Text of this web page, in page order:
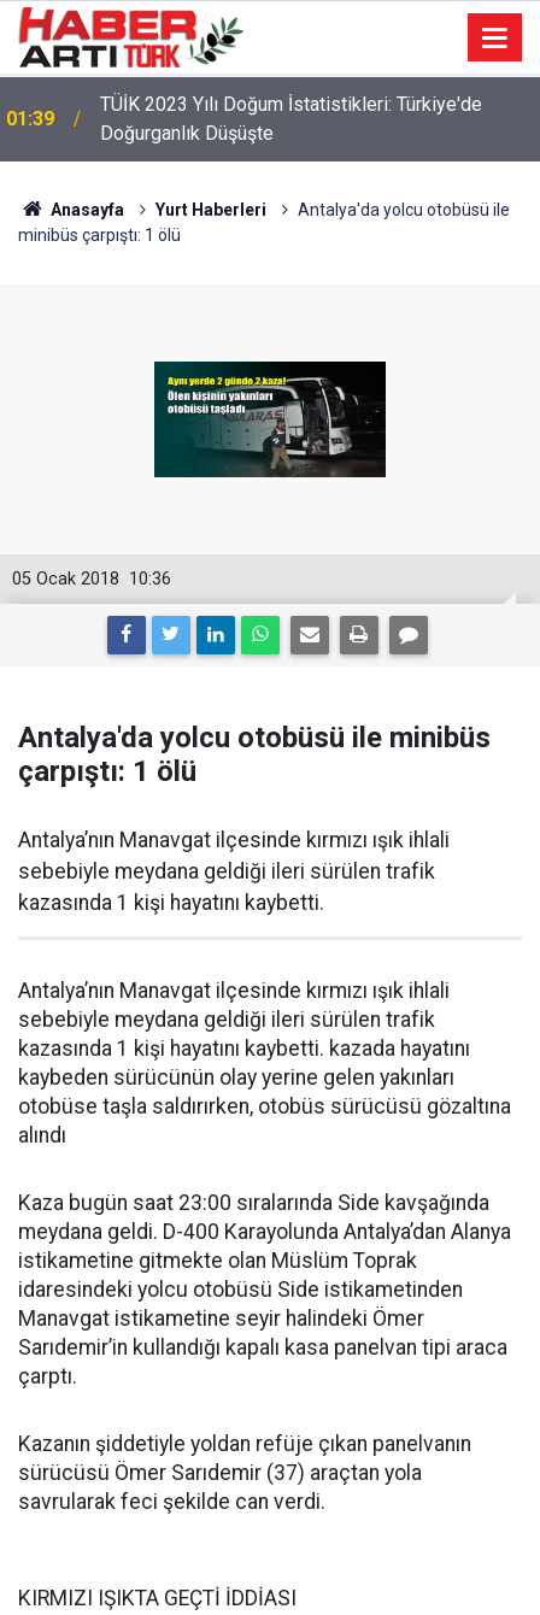
01:39
TÜİK 2023 Yılı Doğum İstatistikleri: Türkiye'de
Doğurganlık Düşüşte
Anasayfa Yurt Haberleri
Antalya'da yolcu otobüsü ile
minibüs çarpıştı: 1 ölü
10:36
05 Ocak 2018
Antalya'da yolcu otobüsü ile minibüs
çarpıştı: 1 ölü
Antalya’nın Manavgat ilçesinde kırmızı ışık ihlali
sebebiyle meydana geldiği ileri sürülen trafik
kazasında 1 kişi hayatını kaybetti.
Antalya’nın Manavgat ilçesinde kırmızı ışık ihlali
sebebiyle meydana geldiği ileri sürülen trafik
kazasında 1 kişi hayatını kaybetti. kazada hayatını
kaybeden sürücünün olay yerine gelen yakınları
otobüse taşla saldırırken, otobüs sürücüsü gözaltına
alındı
Kaza bugün saat 23:00 sıralarında Side kavşağında
meydana geldi. D-400 Karayolunda Antalya’dan Alanya
istikametine gitmekte olan Müslüm Toprak
idaresindeki yolcu otobüsü Side istikametinden
Manavgat istikametine seyir halindeki Ömer
Sarıdemir’in kullandığı kapalı kasa panelvan tipi araca
çarptı.
Kazanın şiddetiyle yoldan refüje çıkan panelvanın
sürücüsü Ömer Sarıdemir (37) araçtan yola
savrularak feci şekilde can verdi.
KIRMIZI IŞIKTA GEÇTİ İDDİASI